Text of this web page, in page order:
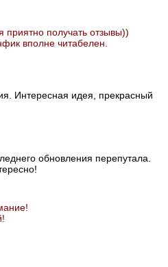
приятно получать отзывы))
вполне читабелен.
Интересная идея, прекрасный
обновления перепутала.